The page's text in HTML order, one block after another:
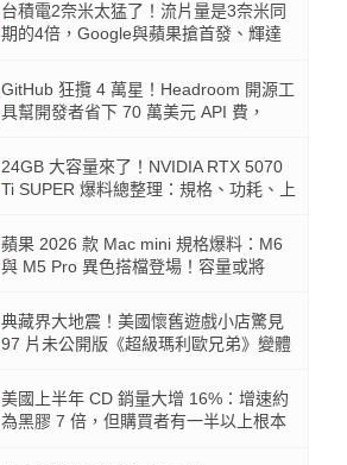
台積電2奈米太猛了！流片量是3奈米同
期的4倍，Google與蘋果搶首發、輝達
GitHub 狂攬 4 萬星！Headroom 開源工
具幫開發者省下 70 萬美元 API 費，
24GB 大容量來了！NVIDIA RTX 5070
Ti SUPER 爆料總整理：規格、功耗、上
蘋果 2026 款 Mac mini 規格爆料：M6
與 M5 Pro 異色搭檔登場！容量或將
典藏界大地震！美國懷舊遊戲小店驚見
97 片未公開版《超級瑪利歐兄弟》變體
美國上半年 CD 銷量大增 16%：增速約
為黑膠 7 倍，但購買者有一半以上根本